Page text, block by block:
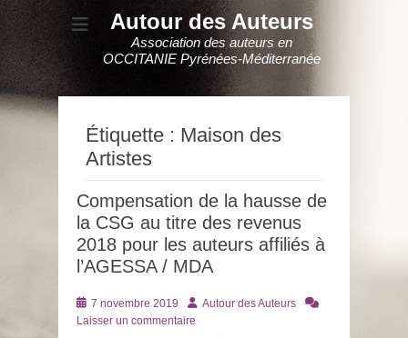
Autour des Auteurs
Association des auteurs en
OCCITANIE Pyrénées-Méditerranée
Étiquette : Maison des
Artistes
Compensation de la hausse de
la CSG au titre des revenus
2018 pour les auteurs affiliés à
l’AGESSA / MDA
Posté
le
7 novembre 2019 AuteurAutour des Auteurs
Laisser un commentaire